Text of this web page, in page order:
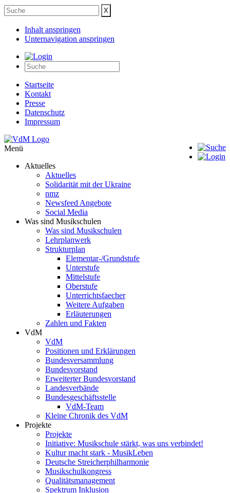
Inhalt anspringen
Unternavigation anspringen
Startseite
Kontakt
Presse
Datenschutz
Impressum
Menü
Aktuelles
Aktuelles
Solidarität mit der Ukraine
nmz
Newsfeed Angebote
Social Media
Was sind Musikschulen
Was sind Musikschulen
Lehrplanwerk
Strukturplan
Elementar-/Grundstufe
Unterstufe
Mittelstufe
Oberstufe
Unterrichtsfaecher
Weitere Aufgaben
Erläuterungen
Zahlen und Fakten
VdM
VdM
Positionen und Erklärungen
Bundesversammlung
Bundesvorstand
Erweiterter Bundesvorstand
Landesverbände
Bundesgeschäftsstelle
VdM-Team
Kleine Chronik des VdM
Projekte
Projekte
Initiative: Musikschule stärkt, was uns verbindet!
Kultur macht stark - MusikLeben
Deutsche Streicherphilharmonie
Musikschulkongress
Qualitätsmanagement
Spektrum Inklusion